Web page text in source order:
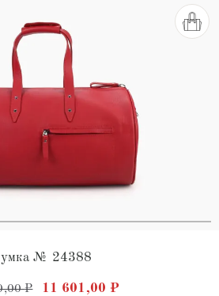
№ 24388
₽ Первоначальная цена
11 601,00 ₽Текущая цена: